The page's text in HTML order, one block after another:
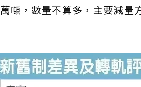
噸，數量不算多，主要減量